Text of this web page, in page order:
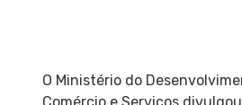
O Ministério do
Comércio e Serviços